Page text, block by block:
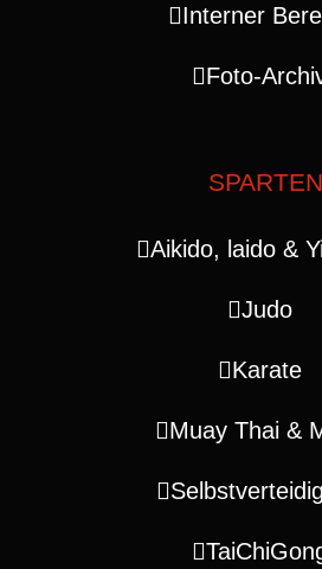
Interner
Foto-
SPARTEN
Aikido, laido &
Judo
Karate
Muay Thai &